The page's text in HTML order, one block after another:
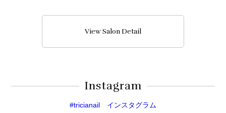
View Salon Detail
Instagram
#tricianail インスタグラム